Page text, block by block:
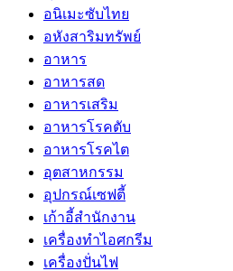
อนิเมะซับไทย
อหังสาริมทรัพย์
อาหาร
อาหารสด
อาหารเสริม
อาหารโรคตับ
อาหารโรคไต
อุตสาหกรรม
อุปกรณ์เซฟตี้
เก้าอี้สำนักงาน
เครื่องทำไอศกรีม
เครื่องปั่นไฟ